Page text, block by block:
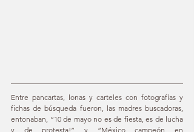
Entre pancartas, lonas y carteles con fotografías y
fichas de búsqueda fueron, las madres buscadoras,
entonaban, “10 de mayo no es de fiesta, es de lucha
y de protesta!” y “México campeón en